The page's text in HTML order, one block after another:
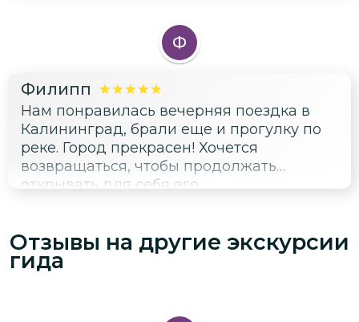
преподносил материал интересно.
Экскурсия началась строго по времени.
Нас везли на комфортабельном автобусе.
Рекомендуем однозначно👍
Ф
Филипп
Нам понравилась вечерняя поездка в
Калининград, брали еще и прогулку по
реке. Город прекрасен! Хочется
возвращаться, чтобы продолжать
открывать для себя его
Отзывы на другие экскурсии
гида